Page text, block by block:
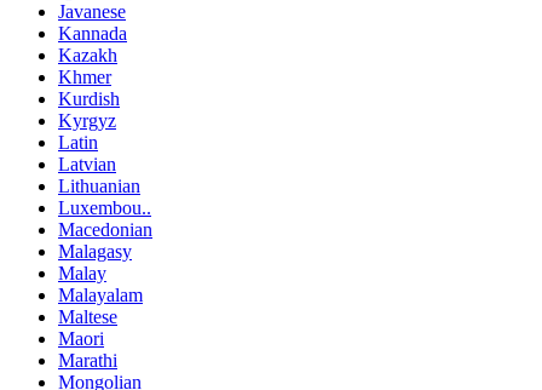
Javanese
Kannada
Kazakh
Khmer
Kurdish
Kyrgyz
Latin
Latvian
Lithuanian
Luxembou..
Macedonian
Malagasy
Malay
Malayalam
Maltese
Maori
Marathi
Mongolian